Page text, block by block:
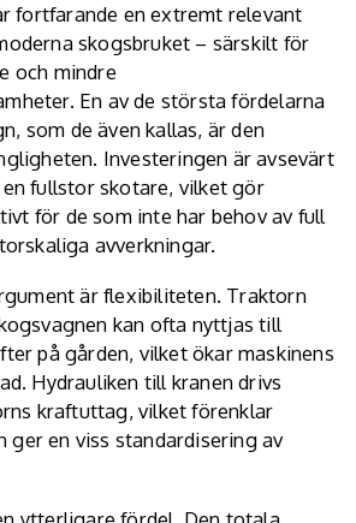
fortfarande en extremt relevant
skogsbruket – särskilt för
och mindre
En av de största fördelarna
, som de även kallas, är den
Investeringen är avsevärt
fullstor skotare, vilket gör
för de som inte har behov av full
avverkningar.
är flexibiliteten. Traktorn
kan ofta nyttjas till
på gården, vilket ökar maskinens
Hydrauliken till kranen drivs
kraftuttag, vilket förenklar
ger en viss standardisering av